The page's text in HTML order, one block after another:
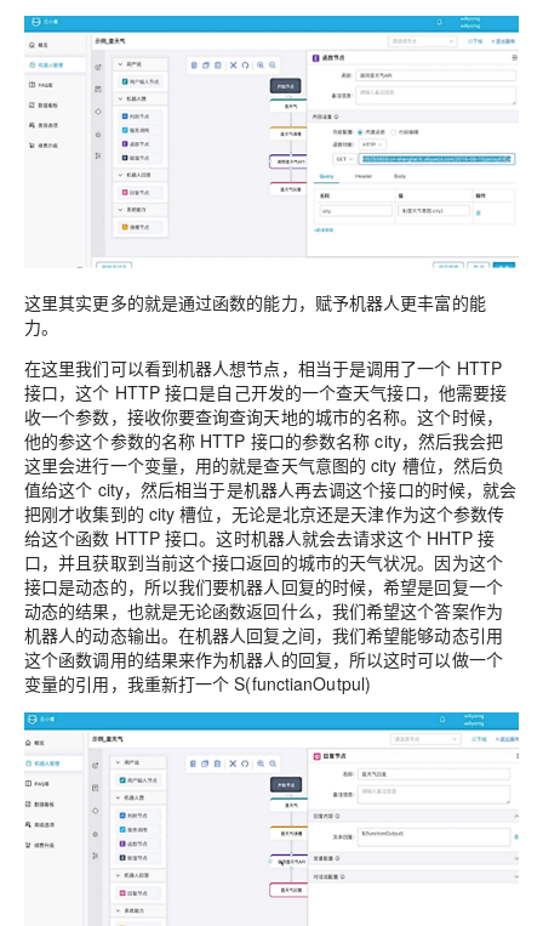
这里其实更多的就是通过函数的能力，赋予机器人更丰富的能
力。
在这里我们可以看到机器人想节点，相当于是调用了一个 HTTP
接口，这个 HTTP 接口是自己开发的一个查天气接口，他需要接
收一个参数，接收你要查询查询天地的城市的名称。这个时候，
他的参这个参数的名称 HTTP 接口的参数名称 city，然后我会把
这里会进行一个变量，用的就是查天气意图的 city 槽位，然后负
值给这个 city，然后相当于是机器人再去调这个接口的时候，就会
把刚才收集到的 city 槽位，无论是北京还是天津作为这个参数传
给这个函数 HTTP 接口。这时机器人就会去请求这个 HHTP 接
口，并且获取到当前这个接口返回的城市的天气状况。因为这个
接口是动态的，所以我们要机器人回复的时候，希望是回复一个
动态的结果，也就是无论函数返回什么，我们希望这个答案作为
机器人的动态输出。在机器人回复之间，我们希望能够动态引用
这个函数调用的结果来作为机器人的回复，所以这时可以做一个
变量的引用，我重新打一个 S(functianOutpul)